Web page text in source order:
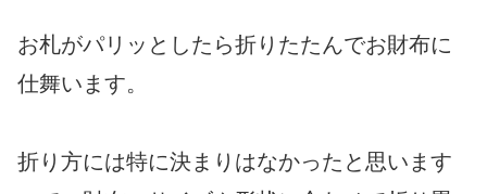
お札がパリッとしたら折りたたんでお財布に
仕舞います。
折り方には特に決まりはなかったと思います